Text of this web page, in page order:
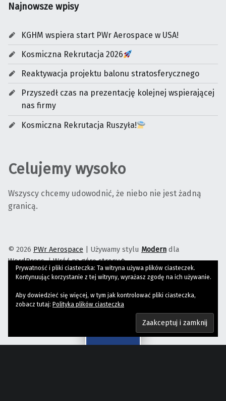
Najnowsze wpisy
KGHM wspiera start PWr Aerospace w USA!
Kosmiczna Rekrutacja 2026
Reaktywacja projektu balonu stratosferycznego
Przyszedł czas na prezentację kolejnej wspierającej
nas firmy
Kosmiczna Rekrutacja Ruszyła!
Celujemy wysoko
Wszyscy chcemy udowodnić, że niebo nie jest żadną
granicą.
© 2026 PWr Aerospace Używamy stylu Modern dla
WordPress.|Wróć na górę strony↑
PWr Aerospace on Facebook
PWr Aerospace on Instagram
PWr Aerospace on YouTubeWróć na górę strony↑
Prywatność i pliki ciasteczka: Ta witryna używa plików ciasteczek.
Kontynuując korzystanie z tej witryny, wyrażasz zgodę na ich używanie.
Aby dowiedzieć się więcej, w tym jak kontrolować pliki ciasteczka,
zobacz tutaj: Polityka plików ciasteczka